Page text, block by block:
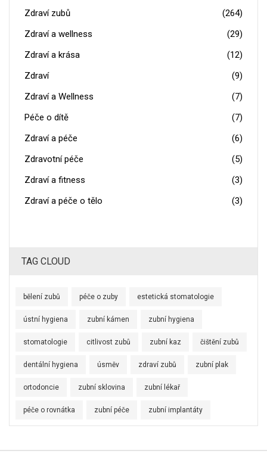
Zdraví zubů
(264)
Zdraví a wellness
(29)
Zdraví a krása
(12)
Zdraví
(9)
Zdraví a Wellness
(7)
Péče o dítě
(7)
Zdraví a péče
(6)
Zdravotní péče
(5)
Zdraví a fitness
(3)
Zdraví a péče o tělo
(3)
TAG CLOUD
bělení zubů péče o zuby estetická stomatologie
ústní hygiena zubní kámen zubní hygiena
stomatologie citlivost zubů zubní kaz čištění zubů
dentální hygiena úsměv zdraví zubů zubní plak
ortodoncie zubní sklovina zubní lékař
péče o rovnátka zubní péče zubní implantáty